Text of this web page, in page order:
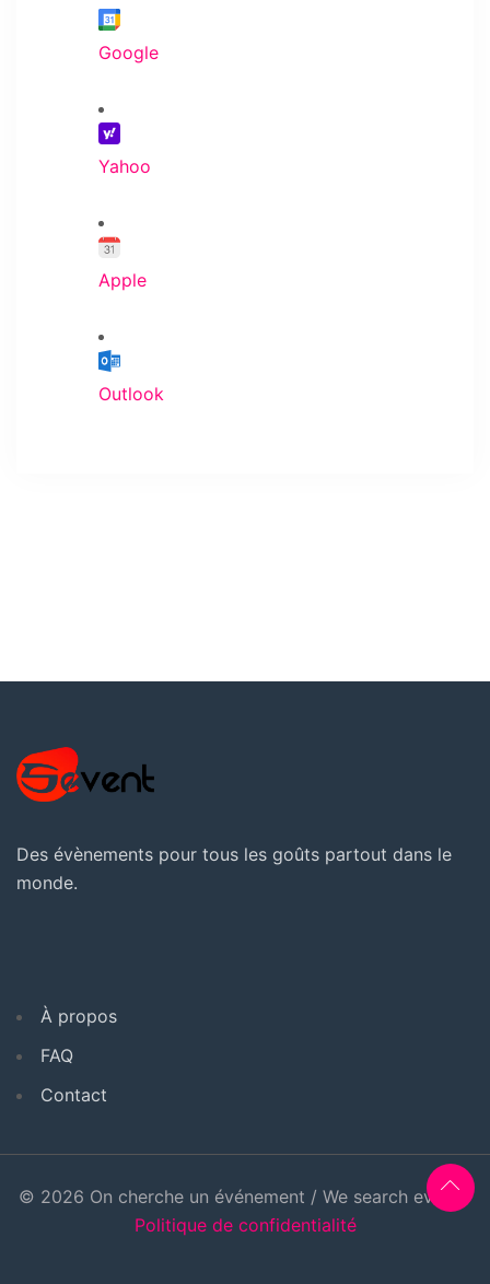
Google
Yahoo
Apple
Outlook
Des évènements pour tous les goûts partout dans le
monde.
À propos
FAQ
Contact
© 2026 On cherche un événement / We search event -
Politique de confidentialité